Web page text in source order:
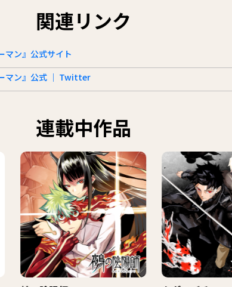
関連リンク
マン』公式サイト
マン』公式 ｜ Twitter
連載中作品